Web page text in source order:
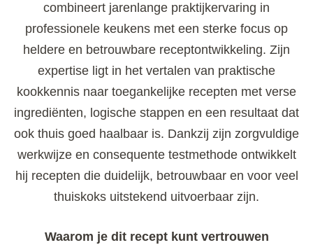
combineert jarenlange praktijkervaring in
professionele keukens met een sterke focus op
heldere en betrouwbare receptontwikkeling. Zijn
expertise ligt in het vertalen van praktische
kookkennis naar toegankelijke recepten met verse
ingrediënten, logische stappen en een resultaat dat
ook thuis goed haalbaar is. Dankzij zijn zorgvuldige
werkwijze en consequente testmethode ontwikkelt
hij recepten die duidelijk, betrouwbaar en voor veel
thuiskoks uitstekend uitvoerbaar zijn.
Waarom je dit recept kunt vertrouwen